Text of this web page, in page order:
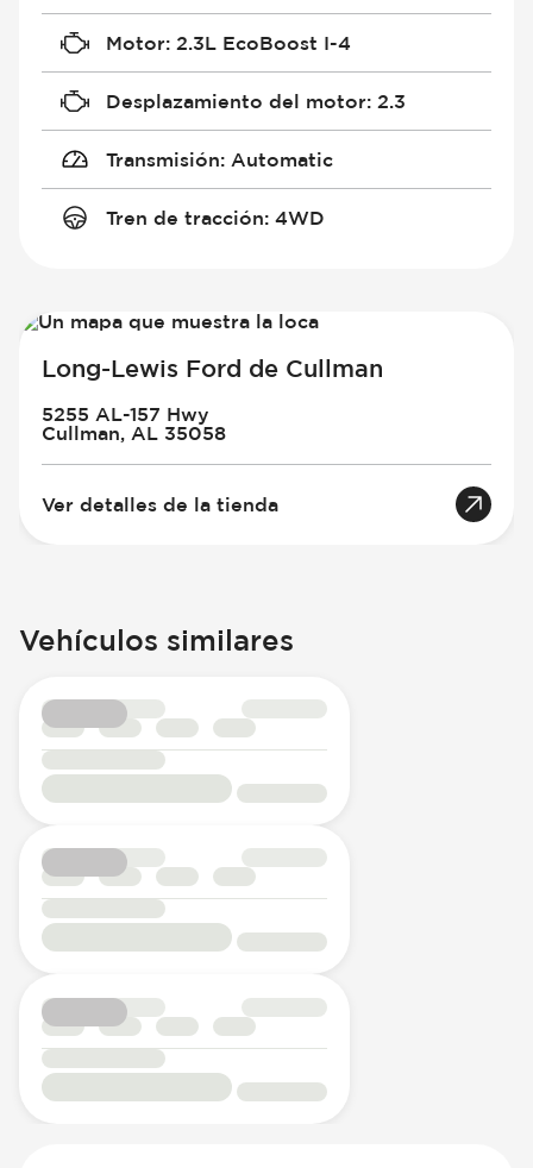
Motor: 2.3L EcoBoost I-4
Desplazamiento del motor: 2.3
Transmisión: Automatic
Tren de tracción: 4WD
Long-Lewis Ford de Cullman
5255 AL-157 Hwy
Cullman, AL 35058
Ver detalles de la tienda
Vehículos similares